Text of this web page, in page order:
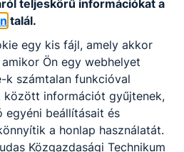
teljeskörű információkat a
talál.
egy kis fájl, amely akkor
Ön egy webhelyet
k számtalan funkcióval
között információt gyűjtenek,
egyéni beállításait és
a honlap használatát.
Közgazdasági Technikum